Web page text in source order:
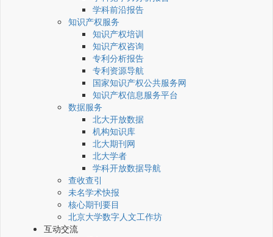
学科前沿报告
知识产权服务
知识产权培训
知识产权咨询
专利分析报告
专利资源导航
国家知识产权公共服务网
知识产权信息服务平台
数据服务
北大开放数据
机构知识库
北大期刊网
北大学者
学科开放数据导航
查收查引
未名学术快报
核心期刊要目
北京大学数字人文工作坊
互动交流